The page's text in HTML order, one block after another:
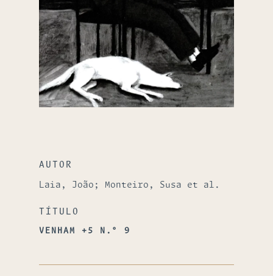
AUTOR
Laia, João; Monteiro, Susa et al.
TÍTULO
VENHAM +5 N.º 9